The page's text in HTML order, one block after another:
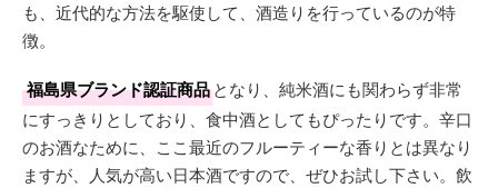
も、近代的な方法を駆使して、酒造りを行っているのが特
徴。
福島県ブランド認証商品となり、純米酒にも関わらず非常
にすっきりとしており、食中酒としてもぴったりです。辛口
のお酒なために、ここ最近のフルーティーな香りとは異なり
ますが、人気が高い日本酒ですので、ぜひお試し下さい。飲